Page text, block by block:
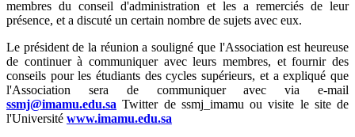
membres du conseil d'administration et les a remerciés de leur
présence, et a discuté un certain nombre de sujets avec eux.
Le président de la réunion a souligné que l'Association est heureuse
de continuer à communiquer avec leurs membres, et fournir des
conseils pour les étudiants des cycles supérieurs, et a expliqué que
l'Association sera de communiquer avec via e-mail
ssmj@imamu.edu.sa Twitter de ssmj_imamu ou visite le site de
l'Université www.imamu.edu.sa